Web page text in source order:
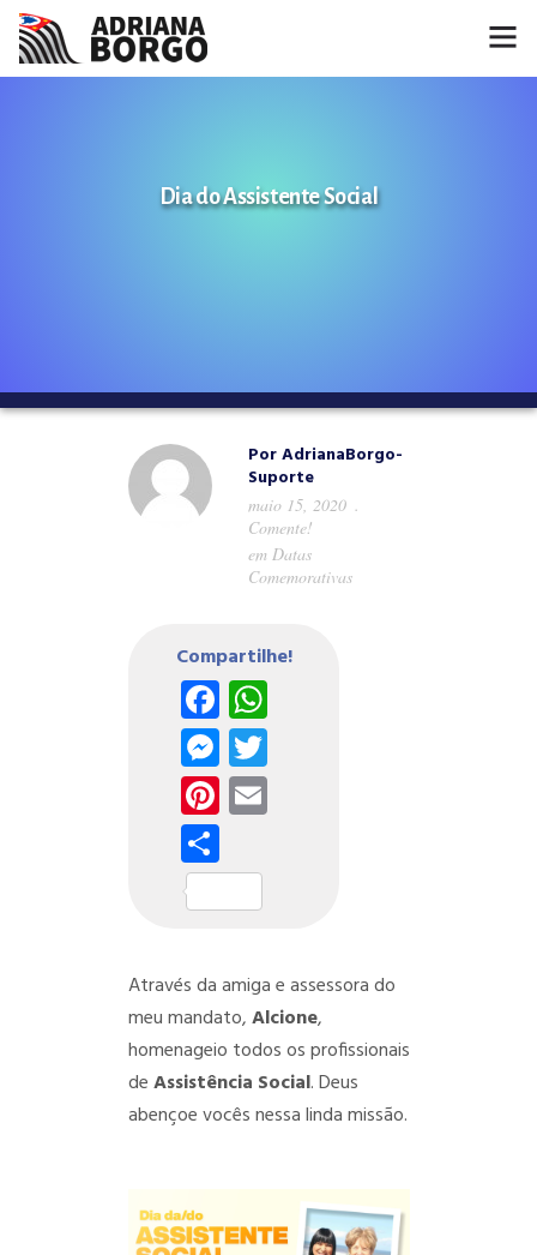
Dia do Assistente Social
PorAdrianaBorgo-
Suporte
maio 15, 2020
Comente!
em Datas
Comemorativas
Compartilhe!
Facebook
WhatsApp
Messenger
Twitter
Pinterest
Email
Share
Através da amiga e assessora do
meu mandato,Alcione,
homenageio todos os profissionais
deAssistência Social. Deus
abençoe vocês nessa linda missão.